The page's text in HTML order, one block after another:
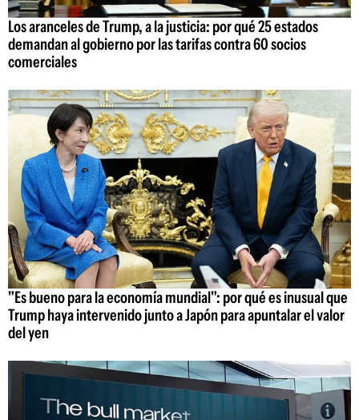
Los aranceles de Trump, a la justicia: por qué 25 estados
demandan al gobierno por las tarifas contra 60 socios
comerciales
"Es bueno para la economía mundial": por qué es inusual que
Trump haya intervenido junto a Japón para apuntalar el valor
del yen